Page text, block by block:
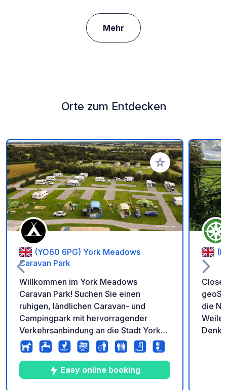
Mehr
Orte zum Entdecken
Zu Ihren Favoriten
(YO60 6PG) York Meadows
Caravan Park
Willkommen im York Meadows
Caravan Park! Suchen Sie einen
ruhigen, ländlichen Caravan- und
Campingpark mit hervorragender
Verkehrsanbindung an die Stadt York?
Dann sind Sie hier genau richtig. Der
Campingplatz liegt im ruhigen Dorf
Sheriff Hutton, umgeben von sanften
Hügeln und Feldern, eingebettet in die
Easy online booking
die
Weile